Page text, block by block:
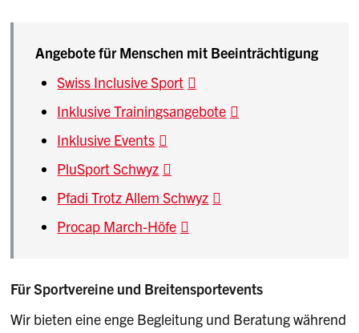
Angebote für Menschen mit Beeinträchtigung
Swiss Inclusive Sport
Inklusive Trainingsangebote
Inklusive Events
PluSport Schwyz
Pfadi Trotz Allem Schwyz
Procap March-Höfe
Für Sportvereine und Breitensportevents
Wir bieten eine enge Begleitung und Beratung während